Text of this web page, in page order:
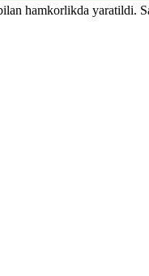
hamkorlikda yaratildi.